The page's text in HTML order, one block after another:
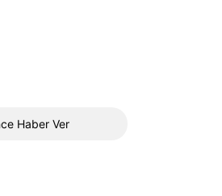
Haber Ver